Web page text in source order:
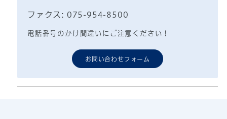
ファクス: 075-954-8500
電話番号のかけ間違いにご注意ください！
お問い合わせフォーム